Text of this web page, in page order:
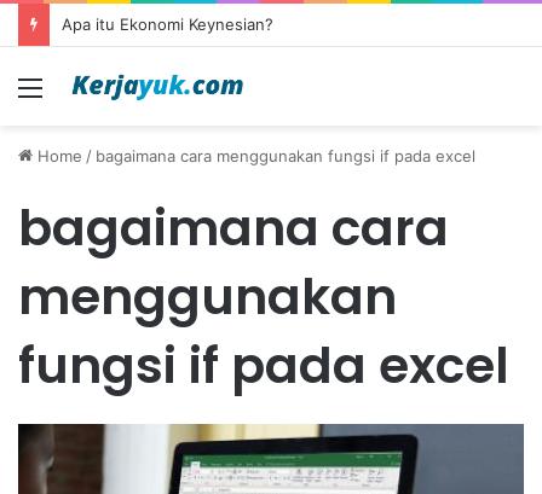
Apa itu Ekonomi Keynesian?
Menu
Home / bagaimana cara menggunakan fungsi if pada excel
bagaimana cara
menggunakan
fungsi if pada excel